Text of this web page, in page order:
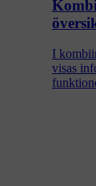
I
visas